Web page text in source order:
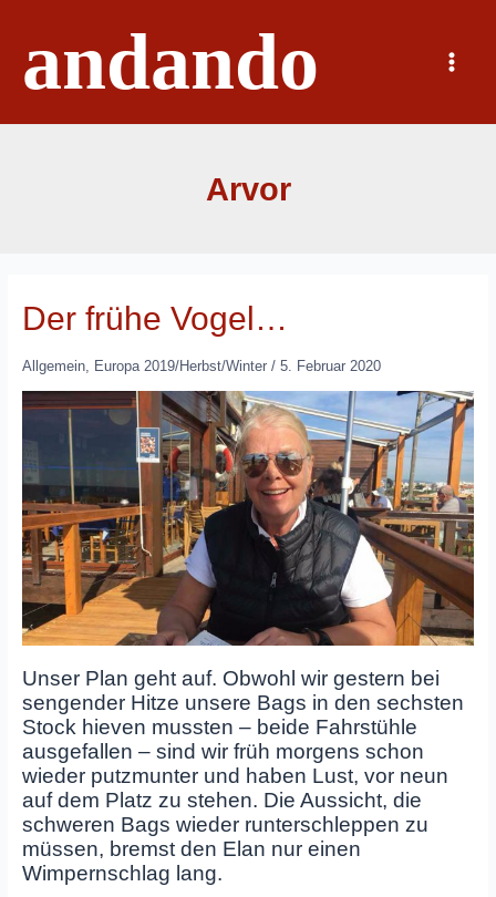
springenandando
Main
Menu
Arvor
Der frühe Vogel…
Allgemein, Europa 2019/Herbst/Winter/ 5. Februar 2020
Unser Plan geht auf. Obwohl wir gestern bei
sengender Hitze unsere Bags in den sechsten
Stock hieven mussten – beide Fahrstühle
ausgefallen – sind wir früh morgens schon
wieder putzmunter und haben Lust, vor neun
auf dem Platz zu stehen. Die Aussicht, die
schweren Bags wieder runterschleppen zu
müssen, bremst den Elan nur einen
Wimpernschlag lang.